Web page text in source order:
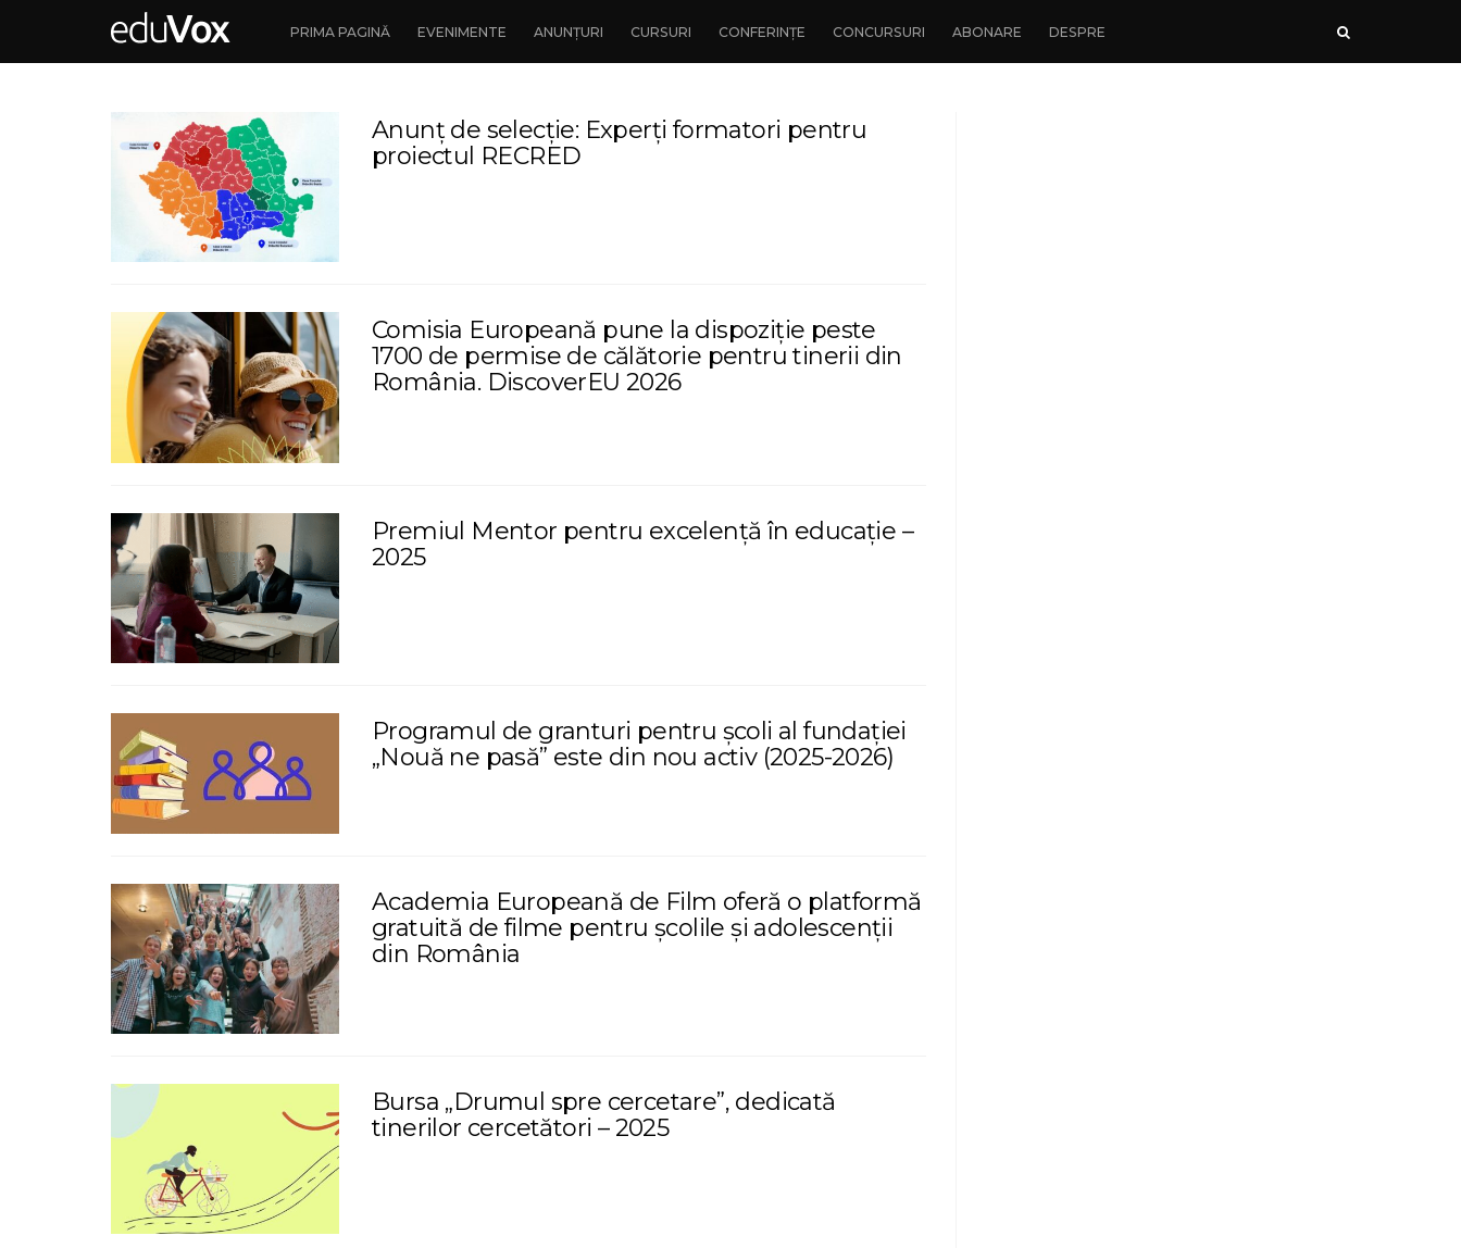
PRIMA PAGINĂ EVENIMENTE ANUNȚURI CURSURI CONFERINȚE CONCURSURI ABONARE DESPRE
Anunț de selecție: Experți formatori pentru
proiectul RECRED
Comisia Europeană pune la dispoziție peste
1700 de permise de călătorie pentru tinerii din
România. DiscoverEU 2026
Premiul Mentor pentru excelență în educație –
2025
Programul de granturi pentru școli al fundației
„Nouă ne pasă” este din nou activ (2025-2026)
Academia Europeană de Film oferă o platformă
gratuită de filme pentru școlile și adolescenții
din România
Bursa „Drumul spre cercetare”, dedicată
tinerilor cercetători – 2025